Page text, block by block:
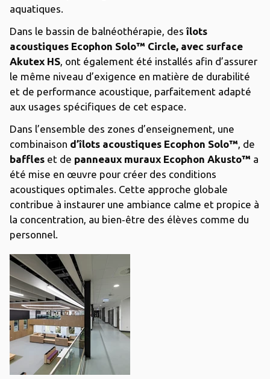
aquatiques.
Dans le bassin de balnéothérapie, des îlots
acoustiques Ecophon Solo™ Circle, avec surface
Akutex HS, ont également été installés afin d’assurer
le même niveau d’exigence en matière de durabilité
et de performance acoustique, parfaitement adapté
aux usages spécifiques de cet espace.
Dans l’ensemble des zones d’enseignement, une
combinaison d’îlots acoustiques Ecophon Solo™, de
baffles et de panneaux muraux Ecophon Akusto™ a
été mise en œuvre pour créer des conditions
acoustiques optimales. Cette approche globale
contribue à instaurer une ambiance calme et propice à
la concentration, au bien‑être des élèves comme du
personnel.